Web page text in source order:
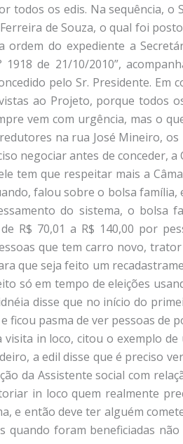
todos os edis. Na sequência,
de Souza, o qual foi
do expediente a
de 21/10/2010”,
pelo Sr. Presidente. Em
ao Projeto, porque todos
vem com urgência, mas o
na rua José Mineiro,
negociar antes de conceder,
tem que respeitar mais a
falou sobre o bolsa
do sistema, o bolsa
R$ 70,01 a R$ 140,00 por
que tem carro novo,
que seja feito um
só em tempo de eleições
disse que no início do
ficou pasma de ver pessoas de
visita in loco, citou o exemplo
a edil disse que é preciso
da Assistente social com
in loco quem realmente
e então deve ter alguém
quando foram beneficiadas